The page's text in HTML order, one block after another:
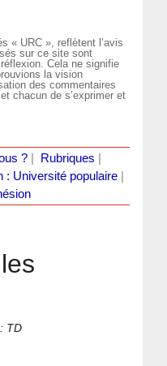
« URC », reflètent l’avis
sur ce site sont
Cela ne signifie
la vision
des commentaires
chacun de s’exprimer et
?| Rubriques
: Université populaire
TD